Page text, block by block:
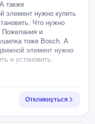
также
элемент нужно купить
Что нужно
и
тоже Bosch. А
элемент нужно
и установить.
Откликнуться